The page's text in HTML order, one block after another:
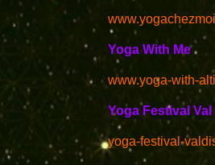
Yoga With Me
www.yoga-with-
Yoga Festival Val
yoga-festival-